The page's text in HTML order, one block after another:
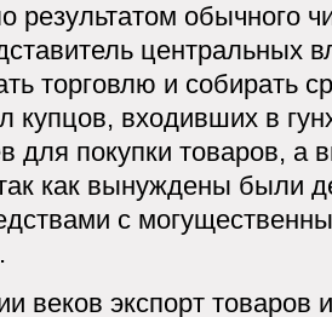
результатом обычного
центральных
торговлю и собирать
купцов, входивших в
для покупки товаров, а
как вынуждены были
с
веков экспорт товаров